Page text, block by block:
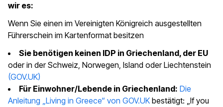
wir es:
Wenn Sie einen im Vereinigten Königreich ausgestellten
Führerschein im Kartenformat besitzen
Sie benötigen keinen IDP in Griechenland, der EU
oder in der Schweiz, Norwegen, Island oder Liechtenstein
(GOV.UK)
Für Einwohner/Lebende in Griechenland: Die
Anleitung „Living in Greece“ von GOV.UK bestätigt: „If you